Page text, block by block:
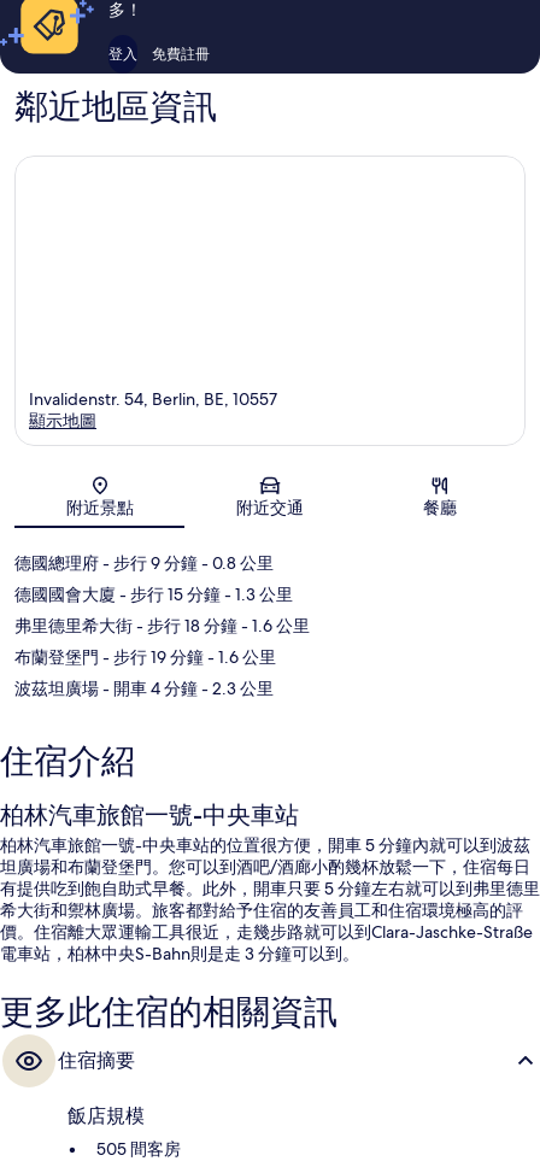
多！
登入 免費註冊
鄰近地區資訊
地圖
Invalidenstr. 54, Berlin, BE, 10557
顯示地圖
附近景點 附近交通 餐廳
德國總理府- 步行 9 分鐘- 0.8 公里
德國國會大廈 - 步行 15 分鐘- 1.3 公里
弗里德里希大街- 步行 18 分鐘- 1.6 公里
布蘭登堡門 - 步行 19 分鐘- 1.6 公里
波茲坦廣場- 開車 4 分鐘- 2.3 公里
住宿介紹
柏林汽車旅館一號-中央車站
柏林汽車旅館一號-中央車站的位置很方便，開車 5 分鐘內就可以到波茲
坦廣場和布蘭登堡門。您可以到酒吧/酒廊小酌幾杯放鬆一下，住宿每日
有提供吃到飽自助式早餐。此外，開車只要 5 分鐘左右就可以到弗里德里
希大街和禦林廣場。旅客都對給予住宿的友善員工和住宿環境極高的評
價。住宿離大眾運輸工具很近，走幾步路就可以到Clara-Jaschke-Straße
電車站，柏林中央S-Bahn則是走 3 分鐘可以到。
更多此住宿的相關資訊
住宿摘要
飯店規模
505 間客房